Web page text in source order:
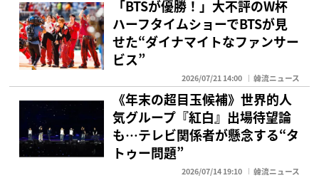
「BTSが優勝！」大不評のW杯
ハーフタイムショーでBTSが見
せた“ダイナマイトなファンサー
ビス”
2026/07/21 14:00 韓流ニュース
《年末の超目玉候補》世界的人
気グループ『紅白』出場待望論
も…テレビ関係者が懸念する“タ
トゥー問題”
2026/07/14 19:10 韓流ニュース